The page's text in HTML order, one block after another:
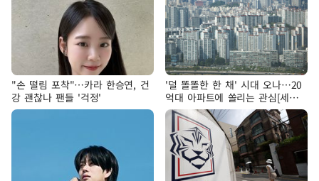
"손 떨림 포착"…카라 한승연, 건
강 괜찮나 팬들 '걱정'
'덜 똘똘한 한 채' 시대 오나…20
억대 아파트에 쏠리는 관심[세제
개편, 그 이후②]